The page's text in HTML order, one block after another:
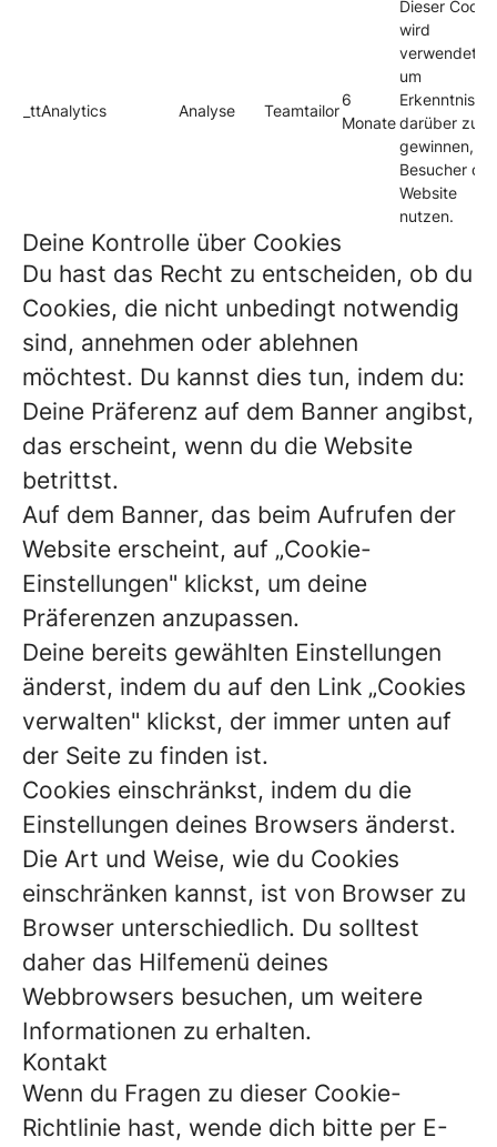
_ttAnalytics Analyse Teamtailor
6
Monate
Dieser
wird
verwendet,
um
Erkenntnisse
darüber zu
gewinnen,
Besucher die
Website
nutzen.
Deine Kontrolle über Cookies
Du hast das Recht zu entscheiden, ob du
Cookies, die nicht unbedingt notwendig
sind, annehmen oder ablehnen
möchtest. Du kannst dies tun, indem du:
Deine Präferenz auf dem Banner angibst,
das erscheint, wenn du die Website
betrittst.
Auf dem Banner, das beim Aufrufen der
Website erscheint, auf „Cookie-
Einstellungen" klickst, um deine
Präferenzen anzupassen.
Deine bereits gewählten Einstellungen
änderst, indem du auf den Link „Cookies
verwalten" klickst, der immer unten auf
der Seite zu finden ist.
Cookies einschränkst, indem du die
Einstellungen deines Browsers änderst.
Die Art und Weise, wie du Cookies
einschränken kannst, ist von Browser zu
Browser unterschiedlich. Du solltest
daher das Hilfemenü deines
Webbrowsers besuchen, um weitere
Informationen zu erhalten.
Kontakt
Wenn du Fragen zu dieser Cookie-
Richtlinie hast, wende dich bitte per E-